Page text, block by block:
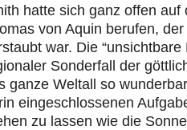
hatte sich ganz offen
von Aquin berufen,
war. Die
Sonderfall der
ganze Weltall so
eingeschlossenen
zu lassen wie die